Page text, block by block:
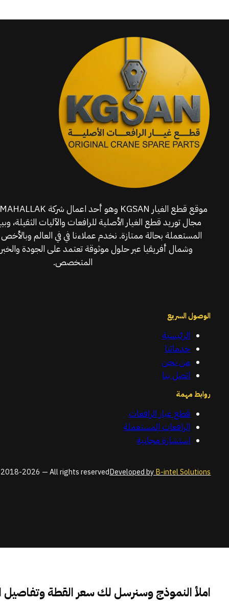
مجال توريد قطع الغيار الأصلية للرافعات والآليات الثقيلة،
المستعملة بحالة ممتازة. نخدم عملاءنا في في العالم
وشمال أفريقيا عبر حلول موثوقة تعتمد على الجودة
المتخصص.
الوصول السريع
الرئيسية
خدماتنا
من نحن
اتصل بنا
روابط مهمة
قطع غيار الرافعات
الرافعات المستعملة
استشارة مجانية
2026 — All rights reservedDeveloped byB-intel Solutions
املأ النموذج وسنرسل لك سعر القطة